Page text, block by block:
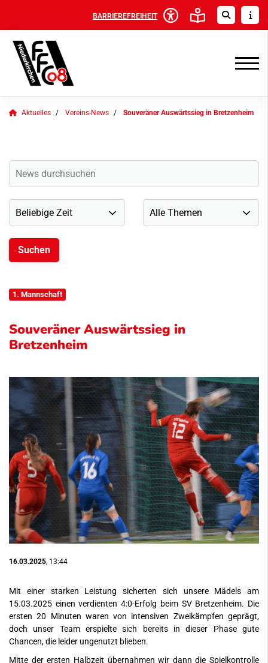
BARRIEREFREIHEIT
Aktuelles Vereins-News Souveräner Auswärtssieg in Bretzenheim
1. Mannschaft
Souveräner Auswärtssieg in
Bretzenheim
16.03.2025, 13:44
Mit einer starken Leistung sicherten sich unsere Mädels am
15.03.2025 einen verdienten 4:0-Erfolg beim SV Bretzenheim. Die
ersten 20 Minuten waren von intensiven Zweikämpfen geprägt,
doch unser Team erspielte sich bereits in dieser Phase gute
Chancen, die leider ungenutzt blieben.
Mitte der ersten Halbzeit übernahmen wir dann die Spielkontrolle